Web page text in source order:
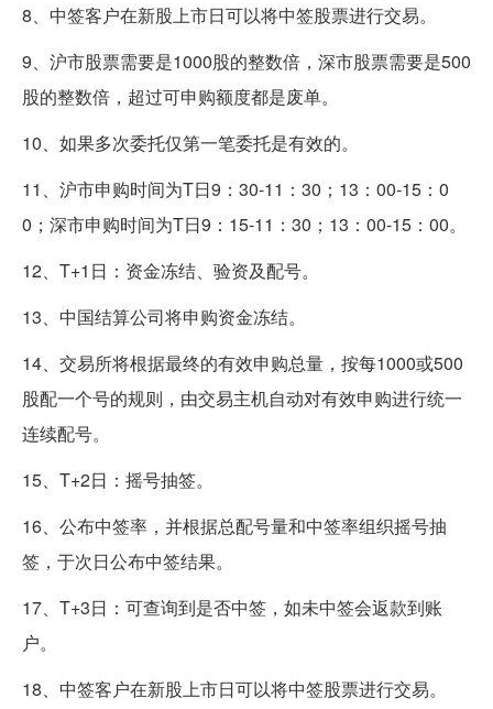
8、中签客户在新股上市日可以将中签股票进行交易。
9、沪市股票需要是1000股的整数倍，深市股票需要是500
股的整数倍，超过可申购额度都是废单。
10、如果多次委托仅第一笔委托是有效的。
11、沪市申购时间为T日9：30-11：30；13：00-15：0
0；深市申购时间为T日9：15-11：30；13：00-15：00。
12、T+1日：资金冻结、验资及配号。
13、中国结算公司将申购资金冻结。
14、交易所将根据最终的有效申购总量，按每1000或500
股配一个号的规则，由交易主机自动对有效申购进行统一
连续配号。
15、T+2日：摇号抽签。
16、公布中签率，并根据总配号量和中签率组织摇号抽
签，于次日公布中签结果。
17、T+3日：可查询到是否中签，如未中签会返款到账
户。
18、中签客户在新股上市日可以将中签股票进行交易。